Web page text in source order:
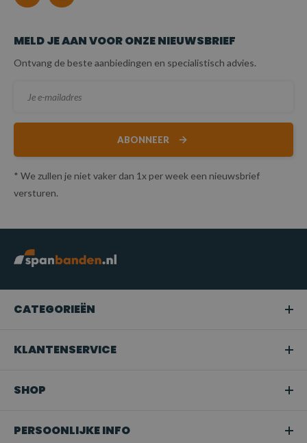
MELD JE AAN VOOR ONZE NIEUWSBRIEF
Ontvang de beste aanbiedingen en specialistisch advies.
ABONNEER
* We zullen je niet vaker dan 1x per week een nieuwsbrief
versturen.
CATEGORIEËN
KLANTENSERVICE
SHOP
PERSOONLIJKE INFO